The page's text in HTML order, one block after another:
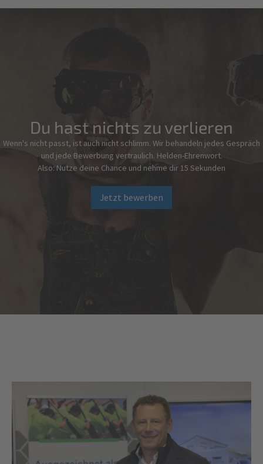
Du hast nichts zu verlieren
Wenn's nicht passt, ist auch nicht schlimm. Wir behandeln jedes Gespräch
und jede Bewerbung vertraulich. Helden-Ehrenwort.
Also: Nutze deine Chance und nehme dir 15 Sekunden
Jetzt bewerben